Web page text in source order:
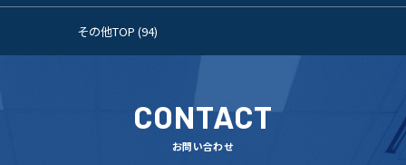
その他TOP (94)
CONTACT
お問い合わせ